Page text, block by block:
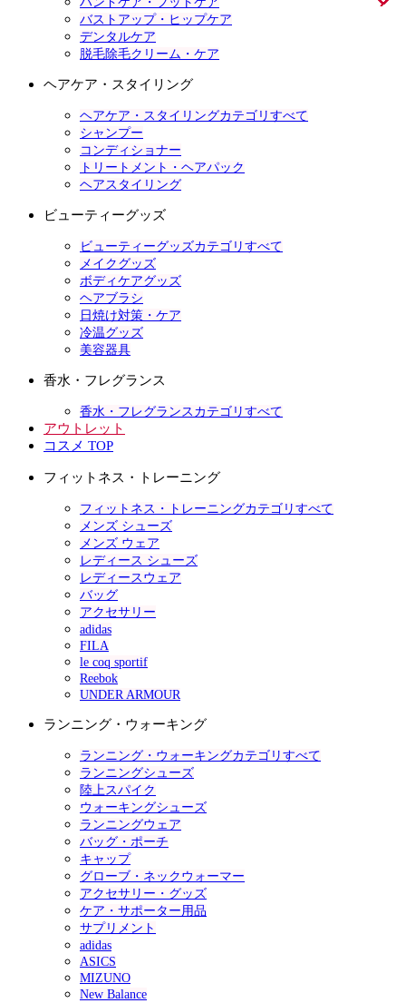
バストアップ・ヒップケア
デンタルケア
脱毛除毛クリーム・ケア
ヘアケア・スタイリング
ヘアケア・スタイリングカテゴリすべて
シャンプー
コンディショナー
トリートメント・ヘアパック
ヘアスタイリング
ビューティーグッズ
ビューティーグッズカテゴリすべて
メイクグッズ
ボディケアグッズ
ヘアブラシ
日焼け対策・ケア
冷温グッズ
美容器具
香水・フレグランス
香水・フレグランスカテゴリすべて
アウトレット
コスメ TOP
フィットネス・トレーニング
フィットネス・トレーニングカテゴリすべて
メンズ シューズ
メンズ ウェア
レディース シューズ
レディースウェア
バッグ
アクセサリー
adidas
FILA
le coq sportif
Reebok
UNDER ARMOUR
ランニング・ウォーキング
ランニング・ウォーキングカテゴリすべて
ランニングシューズ
陸上スパイク
ウォーキングシューズ
ランニングウェア
バッグ・ポーチ
キャップ
グローブ・ネックウォーマー
アクセサリー・グッズ
ケア・サポーター用品
サプリメント
adidas
ASICS
MIZUNO
New Balance